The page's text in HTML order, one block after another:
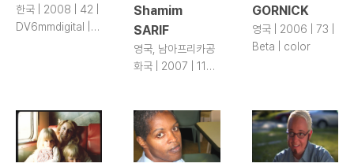
한국 | 2008 | 42 |
DV6mmdigital |
Shamim
SARIF
영국, 남아프리카공
화국 | 2007 | 110 |
GORNICK
영국 | 2006 | 73 |
Beta | color